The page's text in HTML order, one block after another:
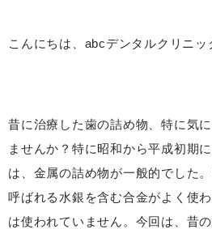
こんにちは、abcデンタルクリニッ
昔に治療した歯の詰め物、特に気
ませんか？特に昭和から平成初期
は、金属の詰め物が一般的でした
呼ばれる水銀を含む合金がよく使
は使われていません。今回は、昔